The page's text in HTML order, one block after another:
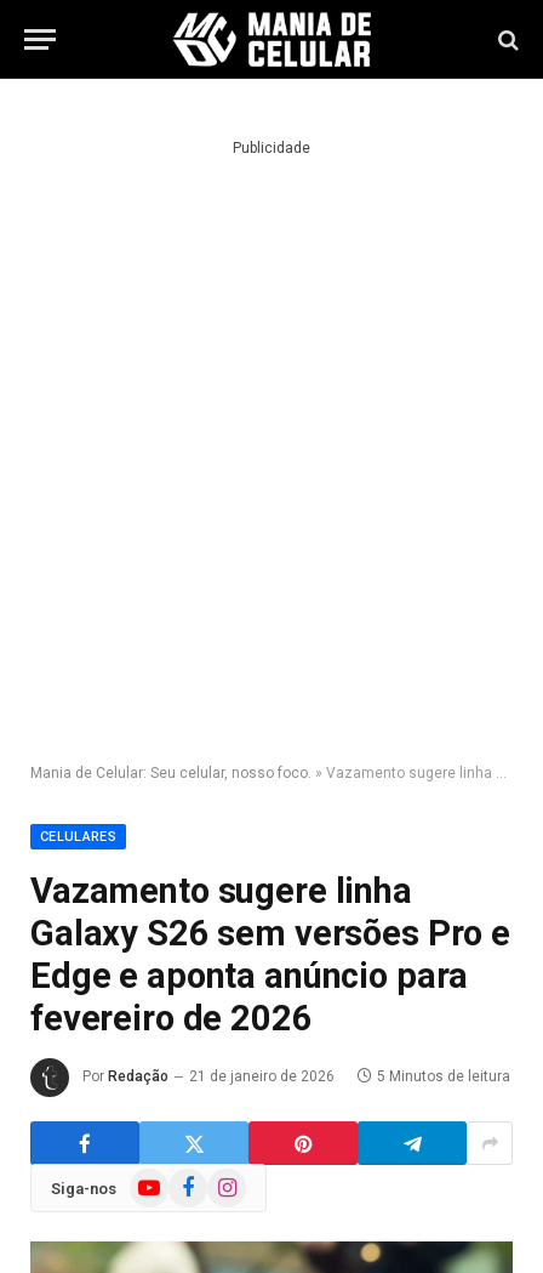
Publicidade
Mania de Celular: Seu celular, nosso foco. » Vazamento sugere linha Galaxy S26 sem versões Pro e Edge e aponta anúncio para fevereiro de 2026
CELULARES
Vazamento sugere linha
Galaxy S26 sem versões Pro e
Edge e aponta anúncio para
fevereiro de 2026
Por Redação 21 de janeiro de 2026 5 Minutos de leitura
Siga-nos YouTubeFacebookInstagram